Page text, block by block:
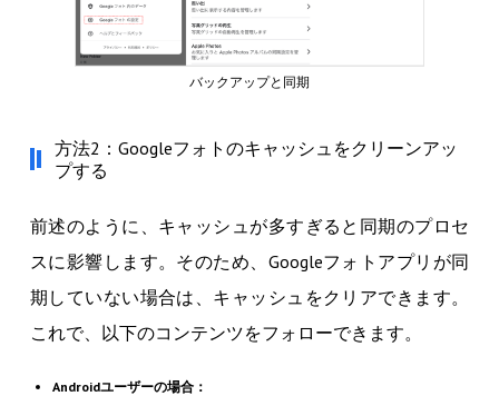
バックアップと同期
方法2：Googleフォトのキャッシュをクリーンアッ
プする
前述のように、キャッシュが多すぎると同期のプロセ
スに影響します。そのため、Googleフォトアプリが同
期していない場合は、キャッシュをクリアできます。
これで、以下のコンテンツをフォローできます。
Androidユーザーの場合：